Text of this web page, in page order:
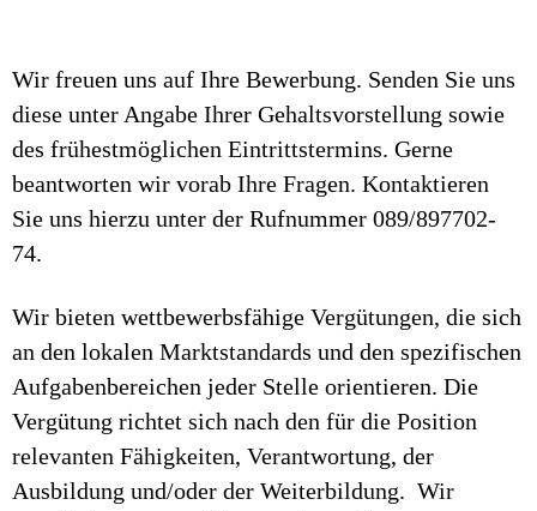
Wir freuen uns auf Ihre Bewerbung. Senden Sie uns
diese unter Angabe Ihrer Gehaltsvorstellung sowie
des frühestmöglichen Eintrittstermins. Gerne
beantworten wir vorab Ihre Fragen. Kontaktieren
Sie uns hierzu unter der Rufnummer 089/897702-
74.
Wir bieten wettbewerbsfähige Vergütungen, die sich
an den lokalen Marktstandards und den spezifischen
Aufgabenbereichen jeder Stelle orientieren. Die
Vergütung richtet sich nach den für die Position
relevanten Fähigkeiten, Verantwortung, der
Ausbildung und/oder der Weiterbildung. Wir